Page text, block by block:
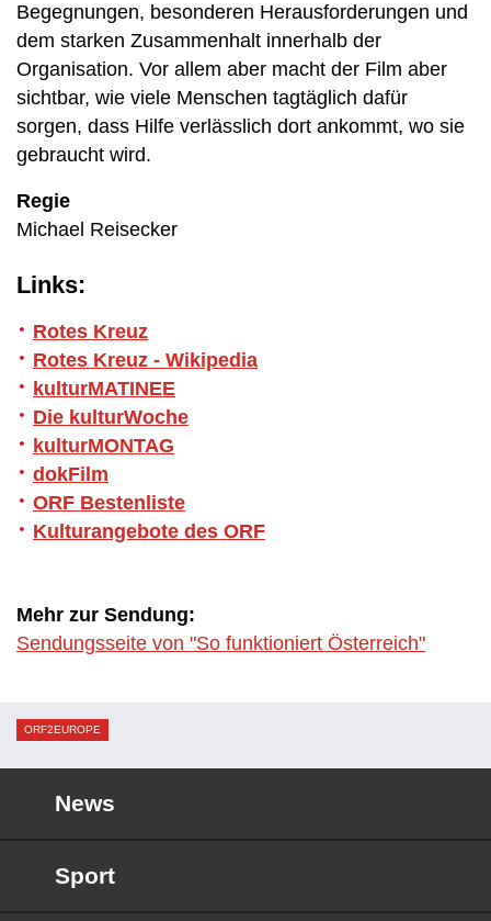
Begegnungen, besonderen Herausforderungen und
dem starken Zusammenhalt innerhalb der
Organisation. Vor allem aber macht der Film aber
sichtbar, wie viele Menschen tagtäglich dafür
sorgen, dass Hilfe verlässlich dort ankommt, wo sie
gebraucht wird.
Regie
Michael Reisecker
Links:
Rotes Kreuz
Rotes Kreuz - Wikipedia
kulturMATINEE
Die kulturWoche
kulturMONTAG
dokFilm
ORF Bestenliste
Kulturangebote des ORF
Mehr zur Sendung:
Sendungsseite von "So funktioniert Österreich"
ORF2EUROPE
News
Sport